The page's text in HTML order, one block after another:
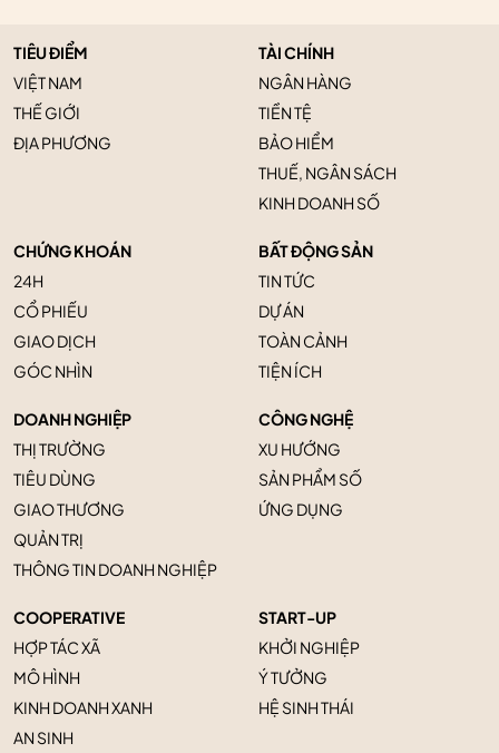
TIÊU ĐIỂM
VIỆT NAM
THẾ GIỚI
ĐỊA PHƯƠNG
TÀI CHÍNH
NGÂN HÀNG
TIỀN TỆ
BẢO HIỂM
THUẾ, NGÂN SÁCH
KINH DOANH SỐ
CHỨNG KHOÁN
24H
CỔ PHIẾU
GIAO DỊCH
GÓC NHÌN
BẤT ĐỘNG SẢN
TIN TỨC
DỰ ÁN
TOÀN CẢNH
TIỆN ÍCH
DOANH NGHIỆP
THỊ TRƯỜNG
TIÊU DÙNG
GIAO THƯƠNG
QUẢN TRỊ
THÔNG TIN DOANH NGHIỆP
CÔNG NGHỆ
XU HƯỚNG
SẢN PHẨM SỐ
ỨNG DỤNG
COOPERATIVE
HỢP TÁC XÃ
MÔ HÌNH
KINH DOANH XANH
AN SINH
START-UP
KHỞI NGHIỆP
Ý TƯỞNG
HỆ SINH THÁI